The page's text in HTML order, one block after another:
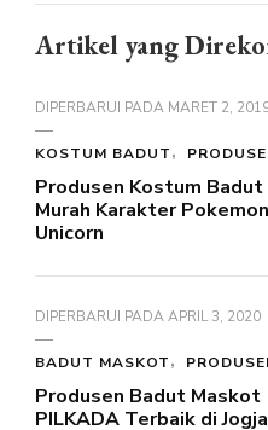
Artikel yang
DIPERBARUI PADA MARET 2,
KOSTUM BADUT
Produsen Kostum Badut
Murah Karakter
Unicorn
DIPERBARUI PADAAPRIL 3, 2020
BADUT MASKOT
Produsen Badut Maskot
PILKADA Terbaik di Jogja